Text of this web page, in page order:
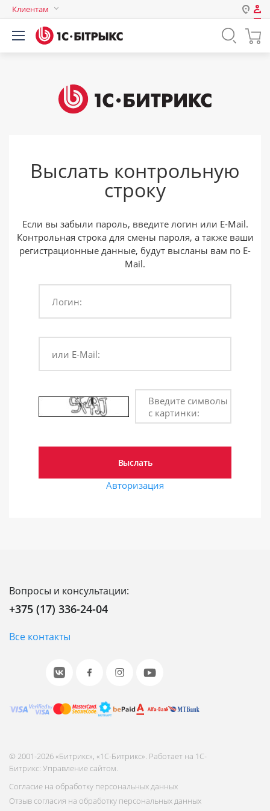
Клиентам
Авторизация
Логин
Запомнить меня на этом
компьютере
Забыли свой пароль?
или войдите с помощью
Выслать контрольную
строку
Если вы забыли пароль, введите логин или E-Mail.
Контрольная строка для смены пароля, а также ваши
регистрационные данные, будут высланы вам по E-
Mail.
Логин:
или E-Mail:
Введите символы
с картинки:
Авторизация
Вопросы и консультации:
+375 (17) 336-24-04
Все контакты
© 2001-2026 «Битрикс», «1С-Битрикс». Работает на 1С-
Битрикс: Управление сайтом.
Согласие на обработку персональных данных
Отзыв согласия на обработку персональных данных